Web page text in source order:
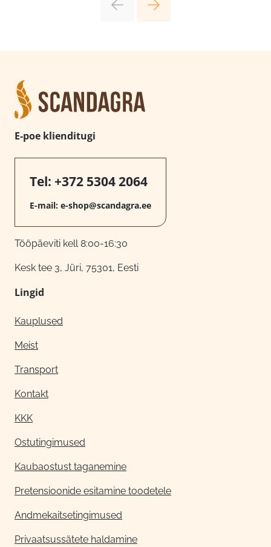
E-poe klienditugi
Tel: +372 5304 2064
E-mail: e-shop@scandagra.ee
Tööpäeviti kell 8:00-16:30
Kesk tee 3, Jüri, 75301, Eesti
Lingid
Kauplused
Meist
Transport
Kontakt
KKK
Ostutingimused
Kaubaostust taganemine
Pretensioonide esitamine toodetele
Andmekaitsetingimused
Privaatsussätete haldamine